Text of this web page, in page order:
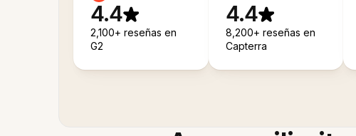
4.4
2,100+ reseñas en
G2
4.4
8,200+ reseñas en
Capterra